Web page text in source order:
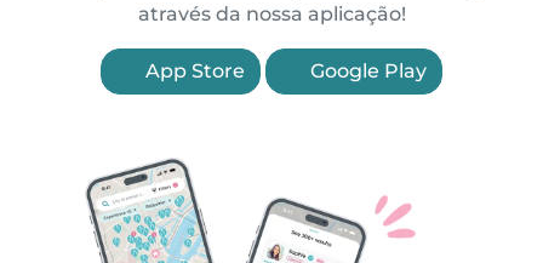
através da nossa aplicação!
App Store Google Play